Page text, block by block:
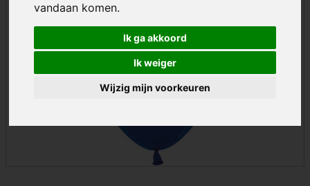
vandaan komen.
Ik ga akkoord
Ik weiger
Wijzig mijn voorkeuren